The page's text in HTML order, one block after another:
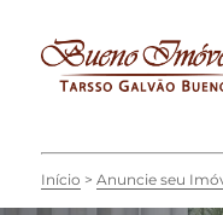
Início Anuncie seu